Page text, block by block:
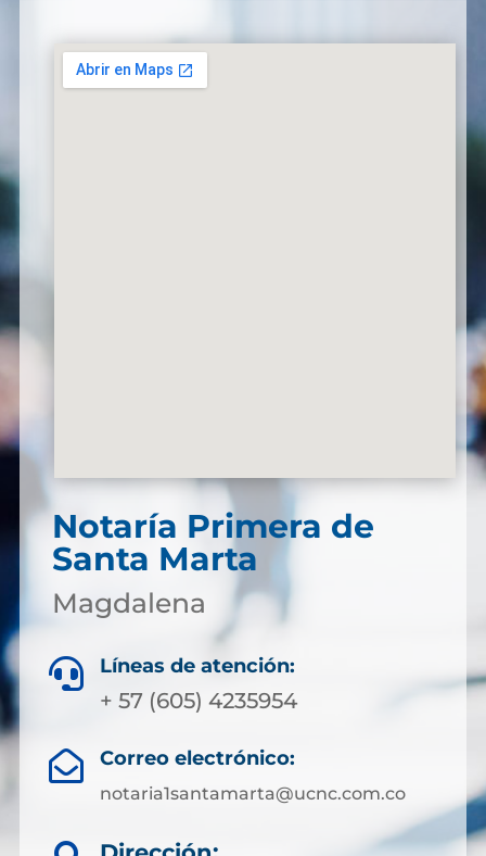
Notaría Primera de
Santa Marta
Magdalena
 Líneas de atención:
+ 57 (605) 4235954
 Correo electrónico:
notaria1santamarta@ucnc.com.co